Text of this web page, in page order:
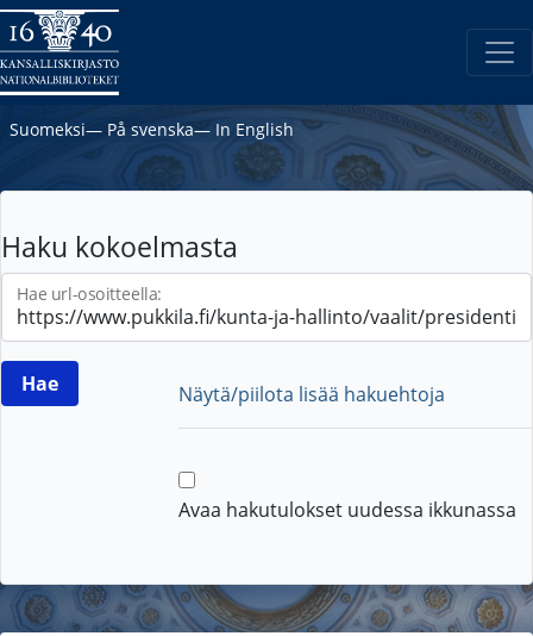
Suomeksi― På svenska― In English
Haku kokoelmasta
Hae url-osoitteella:
Näytä/piilota lisää hakuehtoja
Avaa hakutulokset uudessa ikkunassa